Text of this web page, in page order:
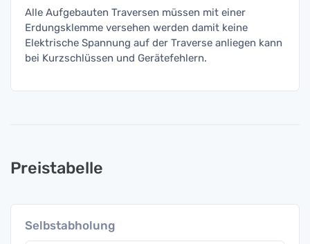
Alle Aufgebauten Traversen müssen mit einer
Erdungsklemme versehen werden damit keine
Elektrische Spannung auf der Traverse anliegen kann
bei Kurzschlüssen und Gerätefehlern.
Preistabelle
Selbstabholung